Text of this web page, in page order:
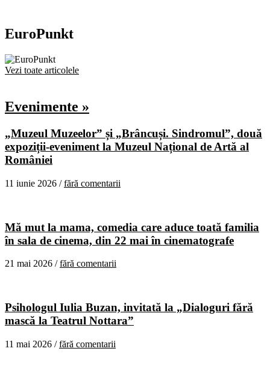
EuroPunkt
Vezi toate articolele
Evenimente »
„Muzeul Muzeelor” și „Brâncuși. Sindromul”, două
expoziții-eveniment la Muzeul Național de Artă al
României
11 iunie 2026 /fără comentarii
Mă mut la mama, comedia care aduce toată familia
în sala de cinema, din 22 mai în cinematografe
21 mai 2026 /fără comentarii
Psihologul Iulia Buzan, invitată la „Dialoguri fără
mască la Teatrul Nottara”
11 mai 2026 /fără comentarii